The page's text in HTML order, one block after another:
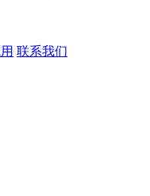
联系我们